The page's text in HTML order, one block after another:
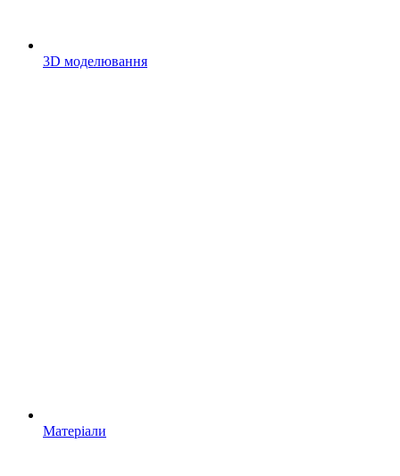
3D моделювання
Матеріали